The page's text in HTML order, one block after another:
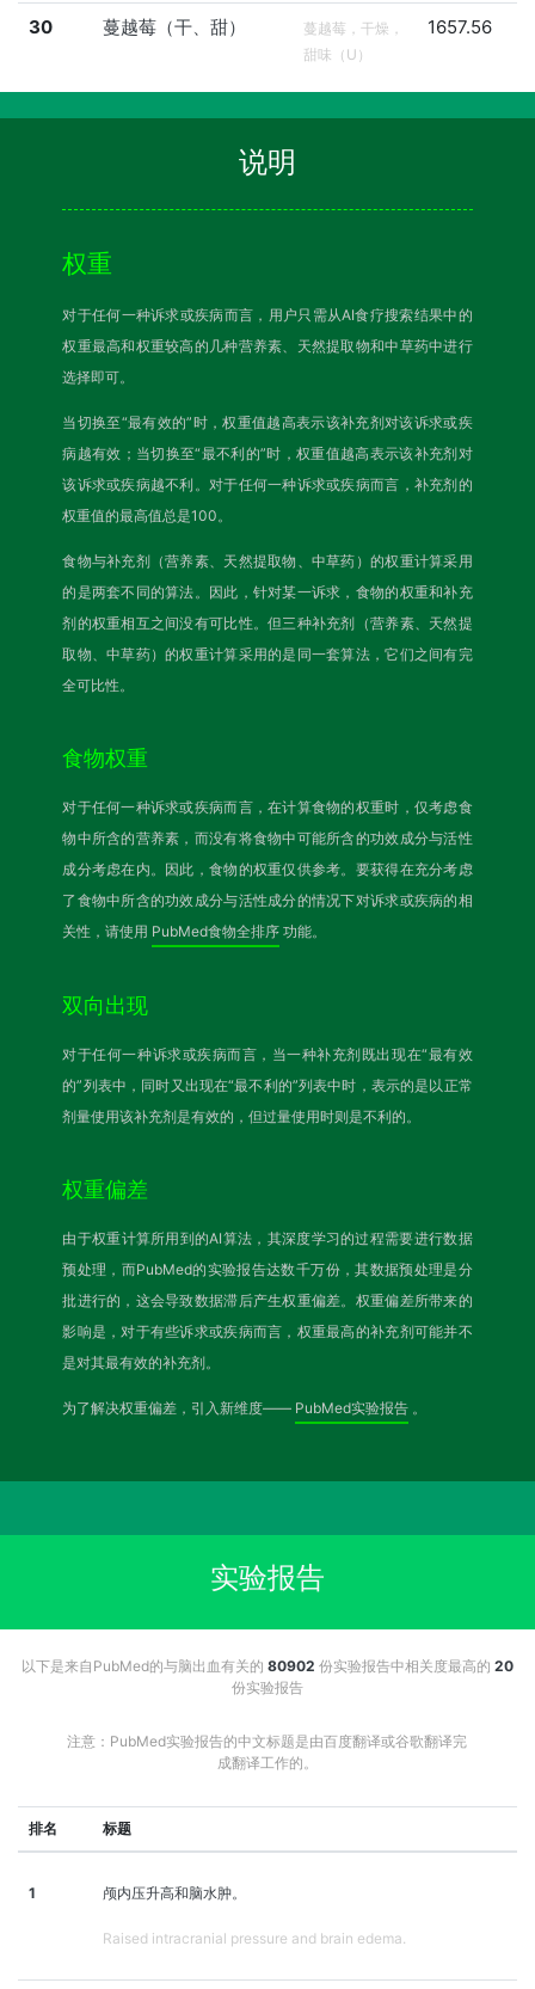
30 蔓越莓（干、甜）
蔓越莓，干燥，
甜味（U）
1657.56
说明
权重
对于任何一种诉求或疾病而言，用户只需从AI食疗搜索结果中的
权重最高和权重较高的几种营养素、天然提取物和中草药中进行
选择即可。
当切换至“最有效的”时，权重值越高表示该补充剂对该诉求或疾
病越有效；当切换至“最不利的”时，权重值越高表示该补充剂对
该诉求或疾病越不利。对于任何一种诉求或疾病而言，补充剂的
权重值的最高值总是100。
食物与补充剂（营养素、天然提取物、中草药）的权重计算采用
的是两套不同的算法。因此，针对某一诉求，食物的权重和补充
剂的权重相互之间没有可比性。但三种补充剂（营养素、天然提
取物、中草药）的权重计算采用的是同一套算法，它们之间有完
全可比性。
食物权重
对于任何一种诉求或疾病而言，在计算食物的权重时，仅考虑食
物中所含的营养素，而没有将食物中可能所含的功效成分与活性
成分考虑在内。因此，食物的权重仅供参考。要获得在充分考虑
了食物中所含的功效成分与活性成分的情况下对诉求或疾病的相
关性，请使用 PubMed食物全排序 功能。
双向出现
对于任何一种诉求或疾病而言，当一种补充剂既出现在“最有效
的”列表中，同时又出现在“最不利的”列表中时，表示的是以正常
剂量使用该补充剂是有效的，但过量使用时则是不利的。
权重偏差
由于权重计算所用到的AI算法，其深度学习的过程需要进行数据
预处理，而PubMed的实验报告达数千万份，其数据预处理是分
批进行的，这会导致数据滞后产生权重偏差。权重偏差所带来的
影响是，对于有些诉求或疾病而言，权重最高的补充剂可能并不
是对其最有效的补充剂。
为了解决权重偏差，引入新维度—— PubMed实验报告 。
实验报告
以下是来自PubMed的与脑出血有关的 80902 份实验报告中相关度最高的 20
份实验报告
注意：PubMed实验报告的中文标题是由百度翻译或谷歌翻译完
成翻译工作的。
排名 标题
1 颅内压升高和脑水肿。
Raised intracranial pressure and brain edema.